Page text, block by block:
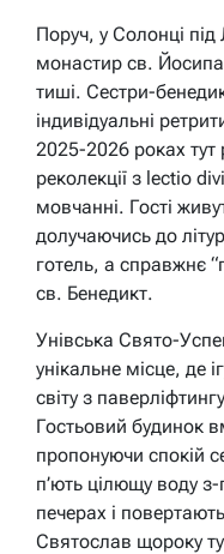
Поруч, у Солонці
монастир св.
тиші. Сестри-
індивідуальні
2025-2026 роках
реколекції з lectio
мовчанні. Гості
долучаючись до
готель, а справжнє
св. Бенедикт.
Унівська Свято-
унікальне місце, де
світу з
Гостьовий будинок
пропонуючи спокій
п’ють цілющу воду
печерах і
Святослав щороку